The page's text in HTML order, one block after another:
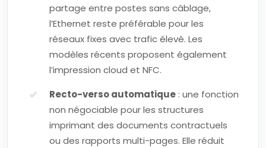
partage entre postes sans câblage,
l’Ethernet reste préférable pour les
réseaux fixes avec trafic élevé. Les
modèles récents proposent également
l’impression cloud et NFC.
Recto-verso automatique : une fonction
non négociable pour les structures
imprimant des documents contractuels
ou des rapports multi-pages. Elle réduit